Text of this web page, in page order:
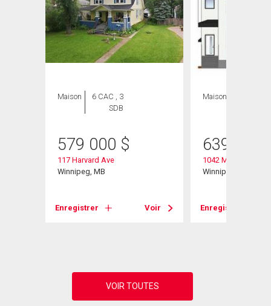
Maison
6 CAC , 3
SDB
579 000 $
117 Harvard Ave
Winnipeg, MB
Enregistrer Voir
Maison
639 900
1042 Mulvey Ave
Winnipeg, MB
Enregistrer